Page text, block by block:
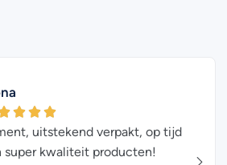
uitstekend verpakt, op tijd
super kwaliteit producten!